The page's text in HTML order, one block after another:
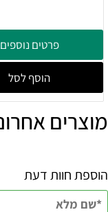
פרטים נוספים
הוסף לסל
מוצרים
הוספת חוות דעת